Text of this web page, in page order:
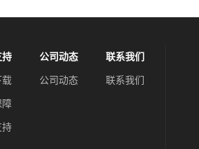
持
载
障
持
公司动态
公司动态
联系我们
联系我们